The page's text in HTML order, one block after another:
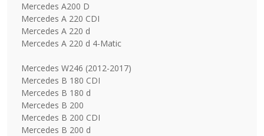
Mercedes A200 D
Mercedes A 220 CDI
Mercedes A 220 d
Mercedes A 220 d 4-Matic
Mercedes W246 (2012-2017)
Mercedes B 180 CDI
Mercedes B 180 d
Mercedes B 200
Mercedes B 200 CDI
Mercedes B 200 d